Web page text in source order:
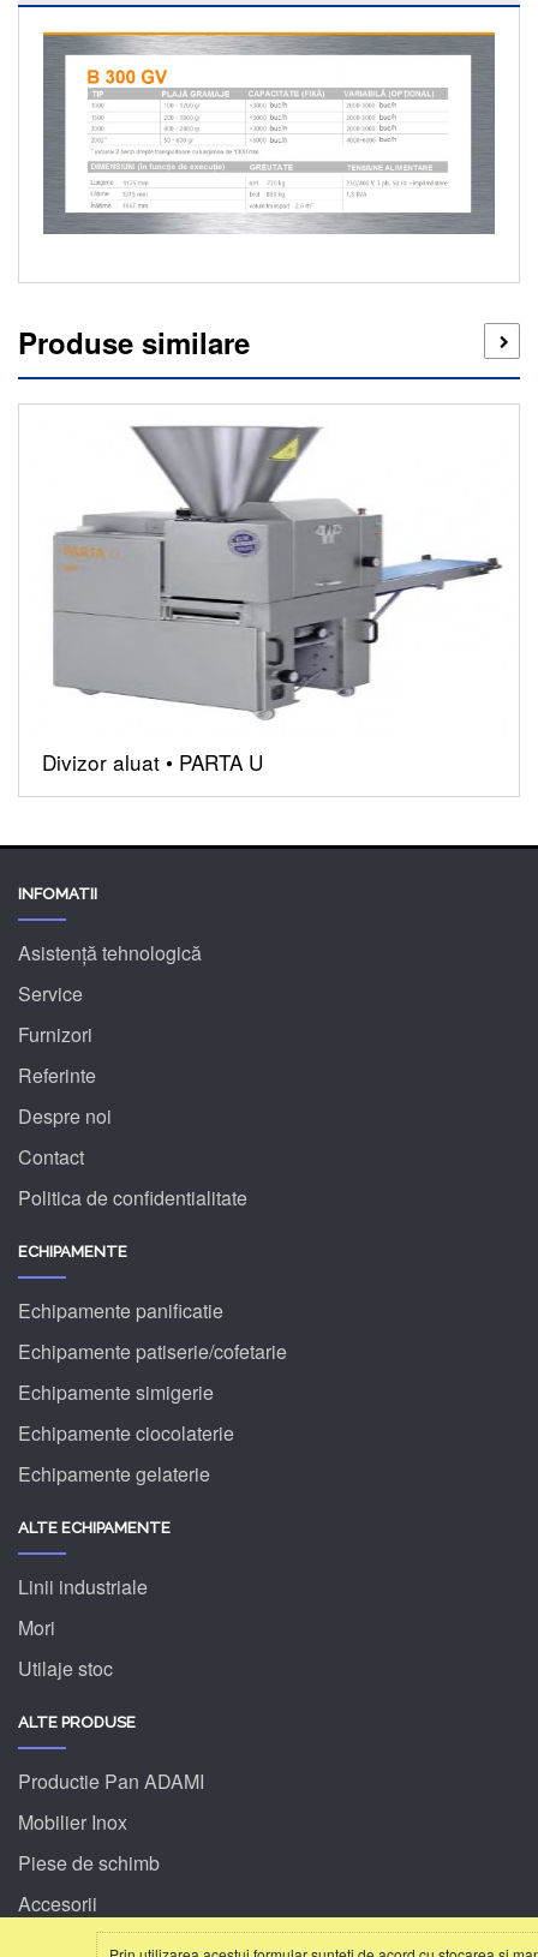
Produse similare
Divizor aluat • PARTA U
INFOMATII
Asistență tehnologică
Service
Furnizori
Referinte
Despre noi
Contact
Politica de confidentialitate
ECHIPAMENTE
Echipamente panificatie
Echipamente patiserie/cofetarie
Echipamente simigerie
Echipamente ciocolaterie
Echipamente gelaterie
ALTE ECHIPAMENTE
Linii industriale
Mori
Utilaje stoc
ALTE PRODUSE
Productie Pan ADAMI
Mobilier Inox
Piese de schimb
Accesorii